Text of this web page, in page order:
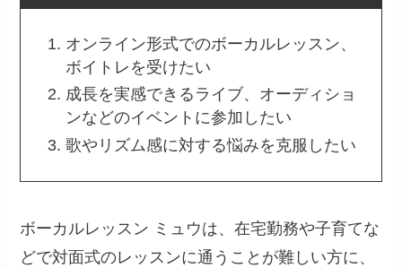
オンライン形式でのボーカルレッスン、
ボイトレを受けたい
成長を実感できるライブ、オーディショ
ンなどのイベントに参加したい
歌やリズム感に対する悩みを克服したい
ボーカルレッスン ミュウは、在宅勤務や子育てな
どで対面式のレッスンに通うことが難しい方に、